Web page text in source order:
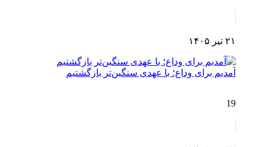
۲۱ تیر ۱۴۰۵
آمدیم برای وداع؛ با عهدی سنگین‌تر بازگشتیم
19